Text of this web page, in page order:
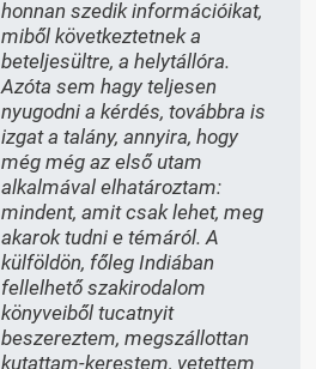
honnan szedik információikat,
miből következtetnek a
beteljesültre, a helytállóra.
Azóta sem hagy teljesen
nyugodni a kérdés, továbbra is
izgat a talány, annyira, hogy
még még az első utam
alkalmával elhatároztam:
mindent, amit csak lehet, meg
akarok tudni e témáról. A
külföldön, főleg Indiában
fellelhető szakirodalom
könyveiből tucatnyit
beszereztem, megszállottan
kutattam-kerestem, vetettem